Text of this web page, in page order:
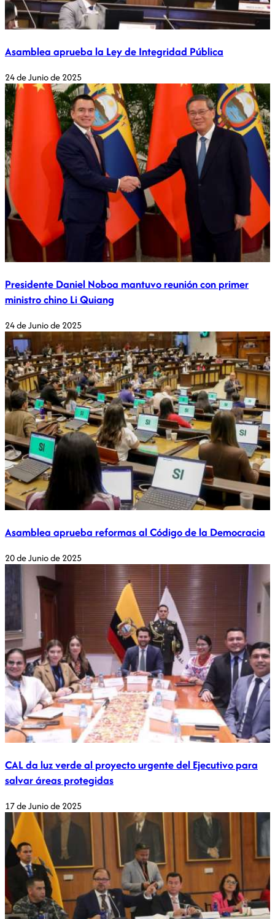
Asamblea aprueba la Ley de Integridad Pública
24 de Junio de 2025
Presidente Daniel Noboa mantuvo reunión con primer
ministro chino Li Quiang
24 de Junio de 2025
Asamblea aprueba reformas al Código de la Democracia
20 de Junio de 2025
CAL da luz verde al proyecto urgente del Ejecutivo para
salvar áreas protegidas
17 de Junio de 2025